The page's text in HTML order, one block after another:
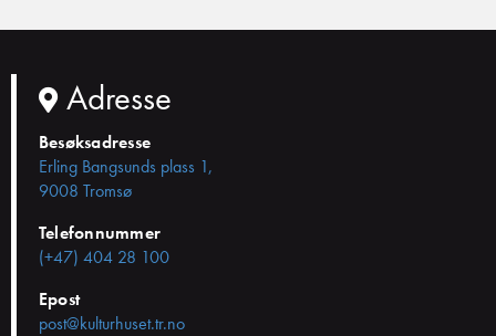
Adresse
Besøksadresse
Erling Bangsunds plass 1,
9008 Tromsø
Telefonnummer
(+47) 404 28 100
Epost
post@kulturhuset.tr.no